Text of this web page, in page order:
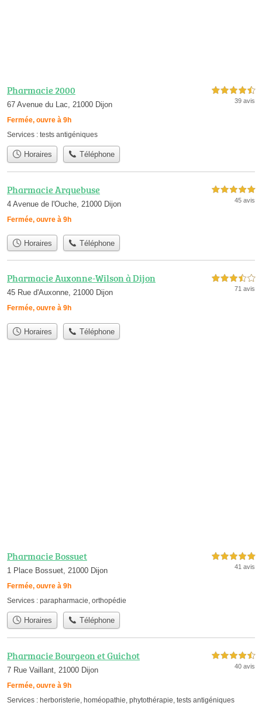
Pharmacie 2000
67 Avenue du Lac, 21000 Dijon
Fermée, ouvre à 9h
4,5 étoiles sur 5
39 avis
Services : tests antigéniques
Horaires Téléphone
Pharmacie Arquebuse
4 Avenue de l'Ouche, 21000 Dijon
Fermée, ouvre à 9h
5,0 étoiles sur 5
45 avis
Horaires Téléphone
Pharmacie Auxonne-Wilson à Dijon
45 Rue d'Auxonne, 21000 Dijon
Fermée, ouvre à 9h
3,5 étoiles sur 5
71 avis
Horaires Téléphone
Pharmacie Bossuet
1 Place Bossuet, 21000 Dijon
Fermée, ouvre à 9h
5,0 étoiles sur 5
41 avis
Services : parapharmacie, orthopédie
Horaires Téléphone
Pharmacie Bourgeon et Guichot
7 Rue Vaillant, 21000 Dijon
Fermée, ouvre à 9h
4,5 étoiles sur 5
40 avis
Services : herboristerie homéopathie phytothérapie tests antigéniques